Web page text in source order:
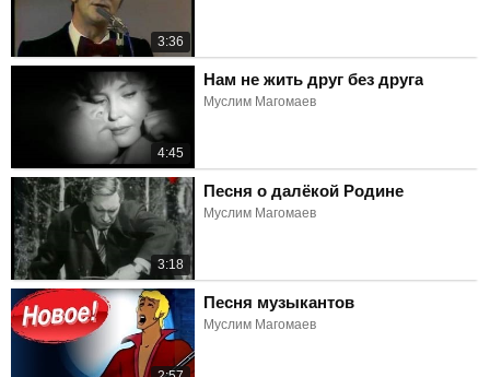
3:36
4:45
Нам не жить друг без друга
Муслим Магомаев
3:18
Песня о далёкой Родине
Муслим Магомаев
Песня музыкантов
Муслим Магомаев